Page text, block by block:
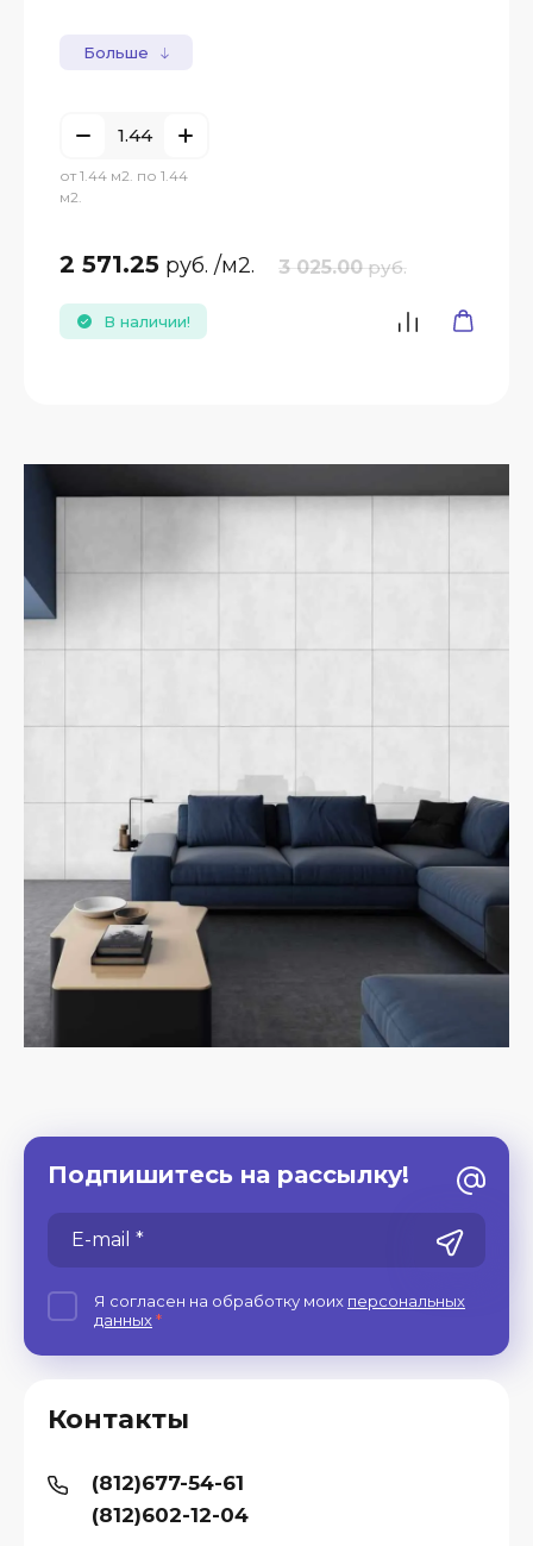
Больше
от 1.44 м2. по 1.44
м2.
2 571.25 руб. /м2. 3 025.00 руб.
В наличии!
Контакты
(812)677-54-61
(812)602-12-04
Подпишитесь на рассылку!
Я согласен на обработку моих персональных
данных*